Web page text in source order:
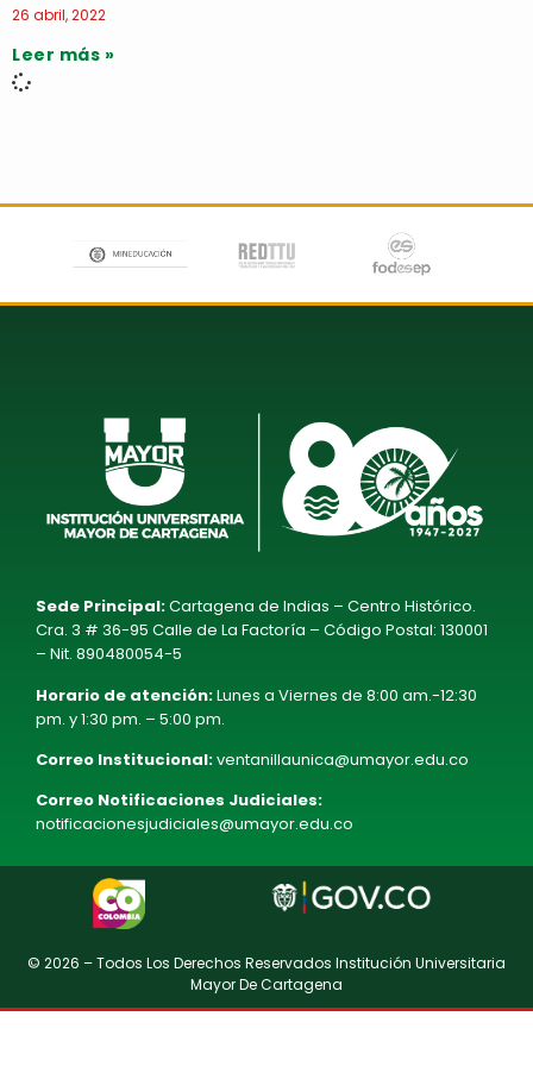
26 abril, 2022
Leer más »
Sede Principal:Cartagena de Indias – Centro Histórico.
Cra. 3 # 36-95 Calle de La Factoría – Código Postal: 130001
– Nit. 890480054-5
Horario de atención:Lunes a Viernes de 8:00 am.-12:30
pm. y 1:30 pm. – 5:00 pm.
Correo Institucional:ventanillaunica@umayor.edu.co
Correo Notificaciones Judiciales:
notificacionesjudiciales@umayor.edu.co
© 2026 – Todos Los Derechos Reservados Institución Universitaria
Mayor De Cartagena